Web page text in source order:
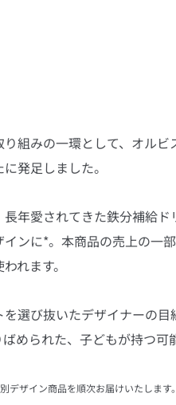
組みの一環として、オル
発足しました。
年愛されてきた鉄分補給
ンに*。本商品の売上の一
れます。
選び抜いたデザイナーの
められた、子どもが持つ可
デザイン商品を順次お届けいたしま